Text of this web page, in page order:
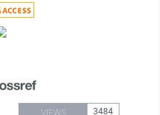
VIEWS 3484